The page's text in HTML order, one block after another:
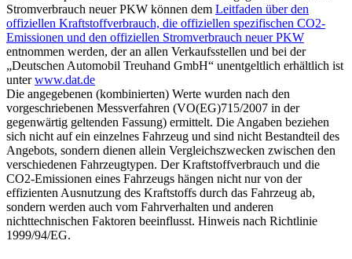
Stromverbrauch neuer PKW können dem Leitfaden über den
offiziellen Kraftstoffverbrauch, die offiziellen spezifischen CO2-
Emissionen und den offiziellen Stromverbrauch neuer PKW
entnommen werden, der an allen Verkaufsstellen und bei der
„Deutschen Automobil Treuhand GmbH“ unentgeltlich erhältlich ist
unterwww.dat.de
Die angegebenen (kombinierten) Werte wurden nach den
vorgeschriebenen Messverfahren (VO(EG)715/2007 in der
gegenwärtig geltenden Fassung) ermittelt. Die Angaben beziehen
sich nicht auf ein einzelnes Fahrzeug und sind nicht Bestandteil des
Angebots, sondern dienen allein Vergleichszwecken zwischen den
verschiedenen Fahrzeugtypen. Der Kraftstoffverbrauch und die
CO2-Emissionen eines Fahrzeugs hängen nicht nur von der
effizienten Ausnutzung des Kraftstoffs durch das Fahrzeug ab,
sondern werden auch vom Fahrverhalten und anderen
nichttechnischen Faktoren beeinflusst. Hinweis nach Richtlinie
1999/94/EG.